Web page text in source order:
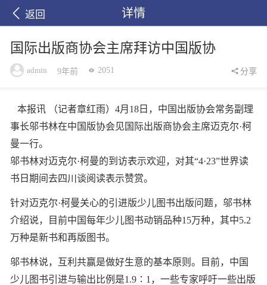
返回 详情
国际出版商协会主席拜访中国版协
admin 9年前 2051 分享
本报讯 （记者章红雨）4月18日，中国出版协会常务副理
事长邬书林在中国版协会见国际出版商协会主席迈克尔·柯
曼一行。
邬书林对迈克尔·柯曼的到访表示欢迎，对其“4·23”世界读
书日期间去四川谈阅读表示赞赏。
针对迈克尔·柯曼关心的引进版少儿图书出版问题，邬书林
介绍说，目前中国每年少儿图书动销品种15万种，其中5.2
万种是新书和再版图书。
邬书林说，互利共赢是做好生意的基本原则。目前，中国
少儿图书引进与输出比例是1.9∶1，一些专家呼吁一些出版